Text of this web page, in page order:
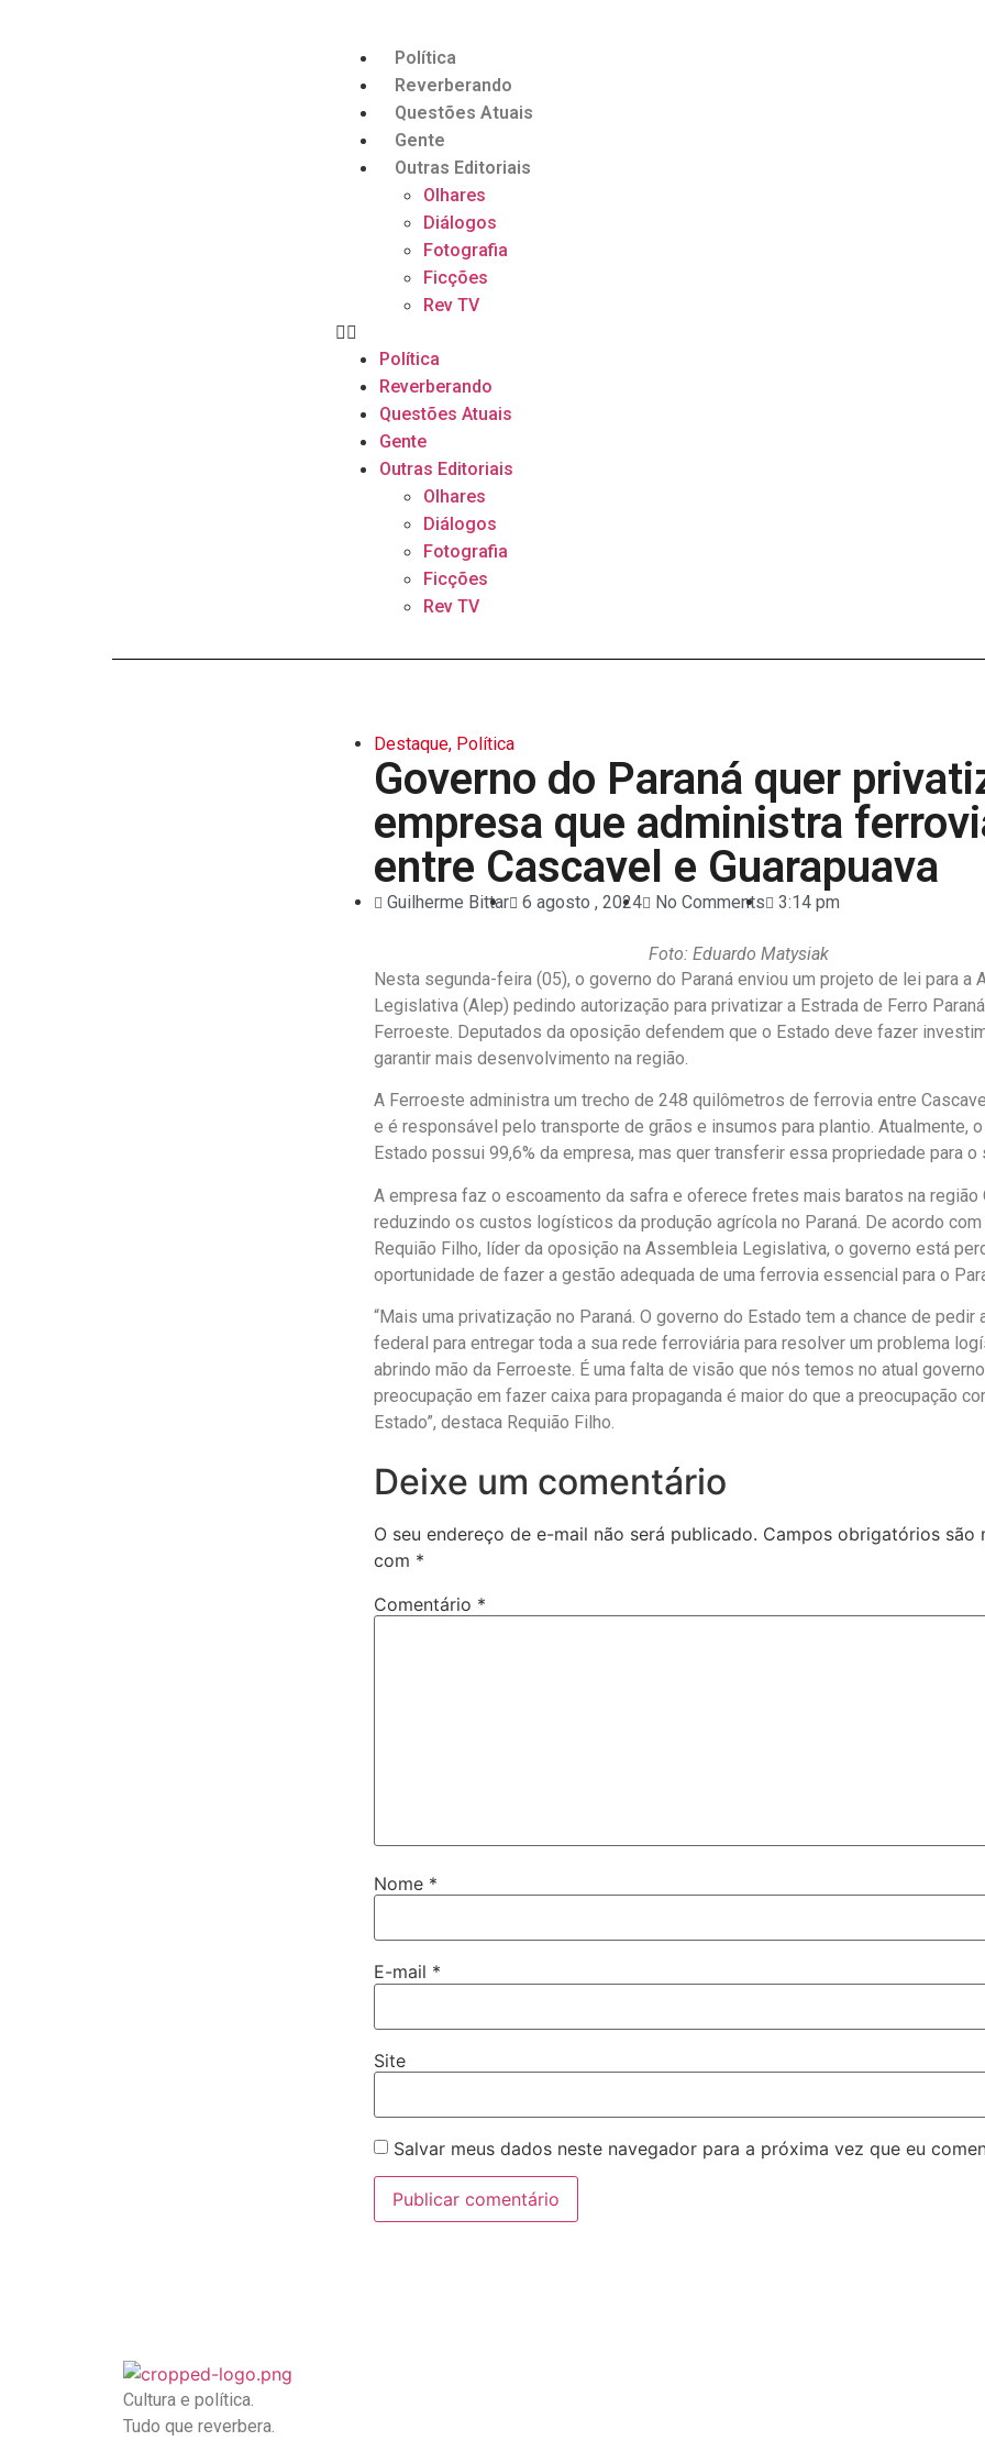
Política
Reverberando
Questões Atuais
Gente
Outras Editoriais
Olhares
Diálogos
Fotografia
Ficções
Rev TV
Política
Reverberando
Questões Atuais
Gente
Outras Editoriais
Olhares
Diálogos
Fotografia
Ficções
Rev TV
Destaque, Política
Governo do Paraná quer
empresa que administra
entre Cascavel e Guarapuava
Guilherme Bittar 6 agosto , 2024 No Comments 3:14 pm
Foto: Eduardo Matysiak
Nesta segunda-feira (05), o governo do Paraná enviou um projeto de lei para a
Legislativa (Alep) pedindo autorização para privatizar a Estrada de Ferro
Ferroeste. Deputados da oposição defendem que o Estado deve fazer
garantir mais desenvolvimento na região.
A Ferroeste administra um trecho de 248 quilômetros de ferrovia entre
e é responsável pelo transporte de grãos e insumos para plantio. Atualmente,
Estado possui 99,6% da empresa, mas quer transferir essa propriedade para o
A empresa faz o escoamento da safra e oferece fretes mais baratos na região
reduzindo os custos logísticos da produção agrícola no Paraná. De acordo
Requião Filho, líder da oposição na Assembleia Legislativa, o governo está
oportunidade de fazer a gestão adequada de uma ferrovia essencial para o
“Mais uma privatização no Paraná. O governo do Estado tem a chance de pedir
federal para entregar toda a sua rede ferroviária para resolver um problema
abrindo mão da Ferroeste. É uma falta de visão que nós temos no atual
preocupação em fazer caixa para propaganda é maior do que a preocupação
Estado”, destaca Requião Filho.
Deixe um comentário
O seu endereço de e-mail não será publicado. Campos obrigatórios são
com *
Comentário *
Nome *
E-mail *
Site
Salvar meus dados neste navegador para a próxima vez que eu
Cultura e política.
Tudo que reverbera.